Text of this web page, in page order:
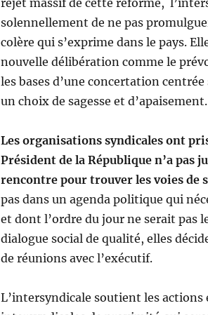
rejet massif de cette réforme,
solennellement de ne pas
colère qui s’exprime dans le pays.
nouvelle délibération comme le
les bases d’une concertation
un choix de sagesse et d’apaisement.
Les organisations syndicales ont
Président de la République n’a pas
rencontre pour trouver les voies de
pas dans un agenda politique qui
et dont l’ordre du jour ne serait pas
dialogue social de qualité, elles
de réunions avec l’exécutif.
L’intersyndicale soutient les